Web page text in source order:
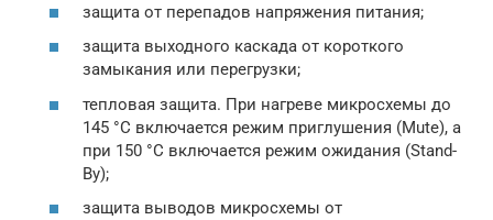
защита от перепадов напряжения питания;
защита выходного каскада от короткого
замыкания или перегрузки;
тепловая защита. При нагреве микросхемы до
145 °С включается режим приглушения (Mute), а
при 150 °С включается режим ожидания (Stand-
By);
защита выводов микросхемы от